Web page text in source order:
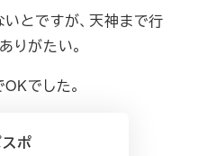
とですが、天神まで行
りがたい。
でした。
ポ